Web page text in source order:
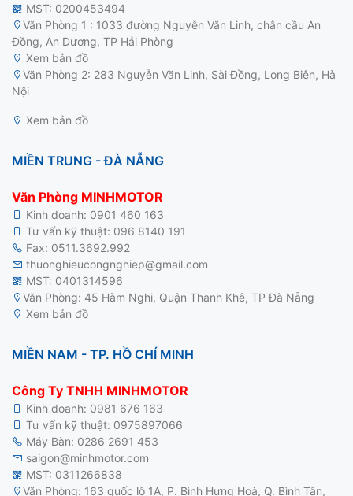
MST: 0200453494
Văn Phòng 1 : 1033 đường Nguyễn Văn Linh, chân cầu An
Đồng, An Dương, TP Hải Phòng
Xem bản đồ
Văn Phòng 2: 283 Nguyễn Văn Linh, Sài Đồng, Long Biên, Hà
Nội
Xem bản đồ
MIỀN TRUNG - ĐÀ NẴNG
Văn Phòng MINHMOTOR
Kinh doanh: 0901 460 163
Tư vấn kỹ thuật: 096 8140 191
Fax: 0511.3692.992
thuonghieucongnghiep@gmail.com
MST: 0401314596
Văn Phòng: 45 Hàm Nghi, Quận Thanh Khê, TP Đà Nẵng
Xem bản đồ
MIỀN NAM - TP. HỒ CHÍ MINH
Công Ty TNHH MINHMOTOR
Kinh doanh: 0981 676 163
Tư vấn kỹ thuật: 0975897066
Máy Bàn: 0286 2691 453
saigon@minhmotor.com
MST: 0311266838
Văn Phòng: 163 quốc lộ 1A, P. Bình Hưng Hoà, Q. Bình Tân,